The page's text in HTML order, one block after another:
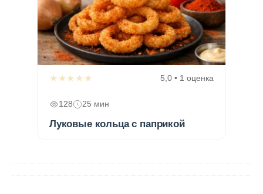
★★★★★ 5,0 • 1 оценка
128 25 мин
Луковые кольца с паприкой